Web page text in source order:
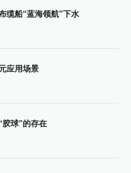
缆船“蓝海领航”下水
应用场景
胶球”的存在